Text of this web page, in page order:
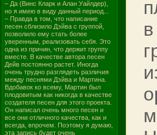
– Да (Винс Кларк и Алан Уайлдер),
но я имею в виду данный период...
– Правда в том, что написание
песен сблизило Дэйва с группой,
позволило ему стать более
уверенным, реализовать себя. Это
одна из причин, что держит группу
вместе. В качестве автора песен
Дейв постоянно растет. Иногда
очень трудно разглядеть различия
между песнями Дэйва и Мартина.
Вдобавок ко всему, Мартин был
плодовитым как никогда в качестве
создателя песен для этого проекта.
Он написал очень много песен и
все они отличного качества, как и
всегда, впрочем. Поэтому я думаю,
эта запись будет очень